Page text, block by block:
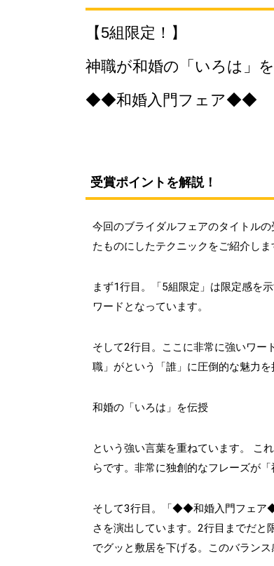
【5組限定！】
神職が和婚の「いろは」を
◆◆和婚入門フェア◆◆
受賞ポイントを解説！
今回のブライダルフェアのタイトル
たものにしたテクニックをご紹介しま
まず1行目。「5組限定」は限定感を
ワードとなっています。
そして2行目。ここに非常に強いワー
職」がという「誰」に圧倒的な魅力
和婚の「いろは」を伝授
という強い言葉を重ねています。 こ
らです。非常に独創的なフレーズが
そして3行目。「◆◆和婚入門フェア
さを演出しています。2行目までだと
でグッと敷居を下げる。このバランス